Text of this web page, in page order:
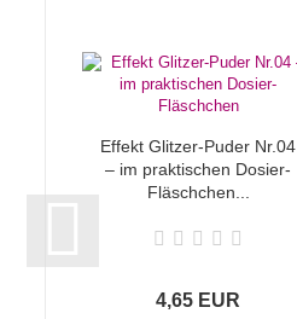
Effekt Glitzer-Puder Nr.04
– im praktischen Dosier-
Fläschchen...
4,65 EUR